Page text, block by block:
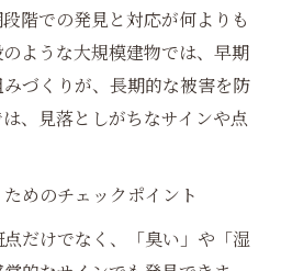
階での発見と対応が何よりも
ような大規模建物では、早期
づくりが、長期的な被害を防
、見落としがちなサインや点
めのチェックポイント
だけでなく、「臭い」や「湿